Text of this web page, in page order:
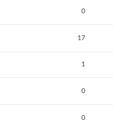
0
17
1
0
0